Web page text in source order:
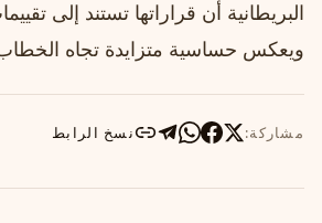
البريطانية أن قراراتها تستند إلى
ويعكس حساسية متزايدة تجاه الخطاب
مشاركة: نسخ الرابط